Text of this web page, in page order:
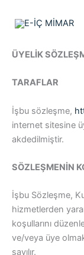
ÜYELİK
TARAFLAR
İşbu sözleşme,
internet sitesine
akdedilmiştir.
SÖZLEŞMENİN
İşbu Sözleşme,
hizmetlerden
koşullarını
ve/veya üye
sayılır.